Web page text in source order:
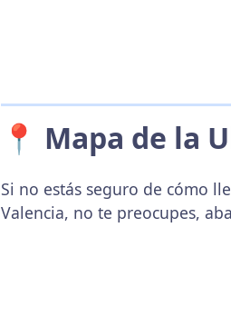
📍 Mapa de la
Si no estás seguro de cómo
Valencia, no te preocupes,